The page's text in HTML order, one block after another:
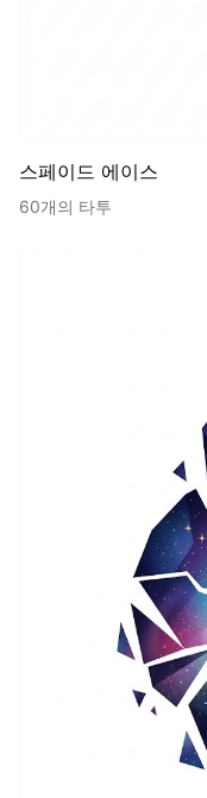
스페이드 에이스
60개의 타투